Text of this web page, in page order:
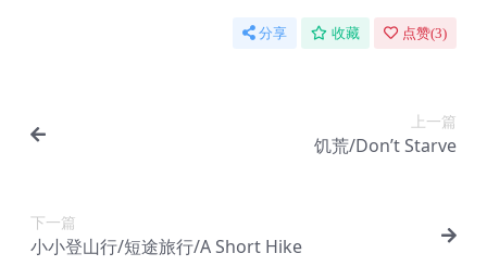
分享 收藏 点赞(3)
上一篇
饥荒/Don’t Starve
下一篇
小小登山行/短途旅行/A Short Hike